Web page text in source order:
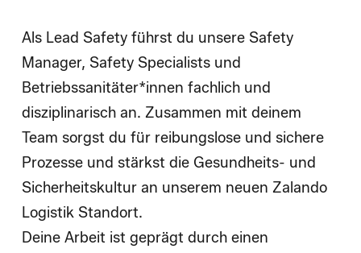
Als Lead Safety führst du unsere Safety
Manager, Safety Specialists und
Betriebssanitäter*innen fachlich und
disziplinarisch an. Zusammen mit deinem
Team sorgst du für reibungslose und sichere
Prozesse und stärkst die Gesundheits- und
Sicherheitskultur an unserem neuen Zalando
Logistik Standort.
Deine Arbeit ist geprägt durch einen